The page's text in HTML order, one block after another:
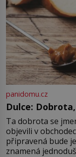
panidomu.cz
Dulce:
Ta dobrota se
objevili v
připravená bude
znamená